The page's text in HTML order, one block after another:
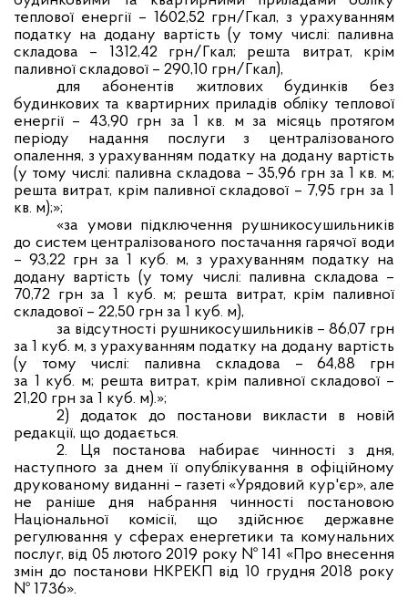
теплової енергії – 1602,52 грн/Гкал, з урахуванням
податку на додану вартість (у тому числі: паливна
складова – 1312,42 грн/Гкал; решта витрат, крім
паливної складової – 290,10 грн/Гкал),
для абонентів житлових будинків без
будинкових та квартирних приладів обліку теплової
енергії – 43,90 грн за 1 кв. м за місяць протягом
періоду надання послуги з централізованого
опалення, з урахуванням податку на додану вартість
(у тому числі: паливна складова – 35,96 грн за 1 кв. м;
решта витрат, крім паливної складової – 7,95 грн за 1
кв. м);»;
«за умови підключення рушникосушильників
до систем централізованого постачання гарячої води
– 93,22 грн за 1 куб. м, з урахуванням податку на
додану вартість (у тому числі: паливна складова –
70,72 грн за 1 куб. м; решта витрат, крім паливної
складової – 22,50 грн за 1 куб. м),
за відсутності рушникосушильників – 86,07 грн
за 1 куб. м, з урахуванням податку на додану вартість
(у тому числі: паливна складова – 64,88 грн
за 1 куб. м; решта витрат, крім паливної складової –
21,20 грн за 1 куб. м).»;
2)додаток до постанови викласти в новій
редакції, що додається.
2. Ця постанова набирає чинності з дня,
наступного за днем її опублікування в офіційному
друкованому виданні – газеті «Урядовий кур'єр», але
не раніше дня набрання чинності постановою
Національної комісії, що здійснює державне
регулювання у сферах енергетики та комунальних
послуг, від 05 лютого 2019 року № 141 «Про внесення
змін до постанови НКРЕКП від 10 грудня 2018 року
№ 1736».